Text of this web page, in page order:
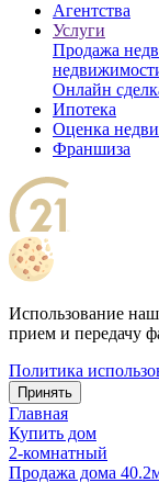
Агентства
Услуги
Продажа
Онлайн
Ипотека
Оценка
Франшиза
Использование
прием и передачу
Политика
Принять
Главная
Купить дом
2-комнатный
Продажа дома